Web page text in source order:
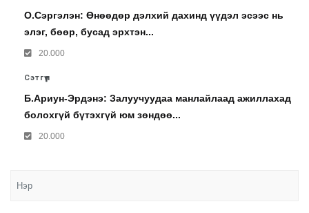
О.Сэргэлэн: Өнөөдөр дэлхий дахинд үүдэл эсээс нь
элэг, бөөр, бусад эрхтэн...
20.000
Сэтгүүл
Б.Ариун-Эрдэнэ: Залуучуудаа манлайлаад ажиллахад
болохгүй бүтэхгүй юм зөндөө...
20.000